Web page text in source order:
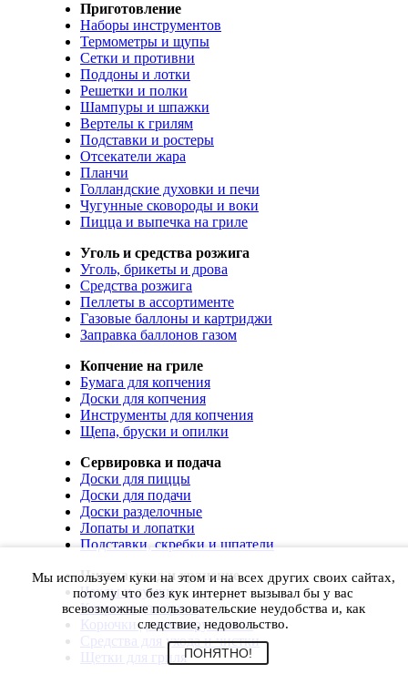
Приготовление
Наборы инструментов
Термометры и щупы
Сетки и противни
Поддоны и лотки
Решетки и полки
Шампуры и шпажки
Вертелы к грилям
Подставки и ростеры
Отсекатели жара
Планчи
Голландские духовки и печи
Чугунные сковороды и воки
Пицца и выпечка на гриле
Уголь и средства розжига
Уголь, брикеты и дрова
Средства розжига
Пеллеты в ассортименте
Газовые баллоны и картриджи
Заправка баллонов газом
Копчение на гриле
Бумага для копчения
Доски для копчения
Инструменты для копчения
Щепа, бруски и опилки
Сервировка и подача
Доски для пиццы
Доски для подачи
Доски разделочные
Лопаты и лопатки
Подставки, скребки и шпатели
Чистка, уход и хранение
Чехлы и сумки
Коврики для гриля
Корючки для инструментов
Средства для ухода и чистки
Щетки для гриля
Мы используем куки на этом и на всех других своих сайтах,
потому что без кук интернет вызывал бы у вас
всевозможные пользовательские неудобства и, как
следствие, недовольство.
ПОНЯТНО!